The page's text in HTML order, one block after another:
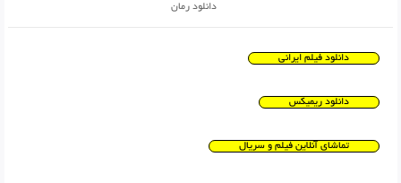
دانلود رمان
دانلود فیلم ایرانی
دانلود ریمیکس
تماشای آنلاین فیلم و سریال